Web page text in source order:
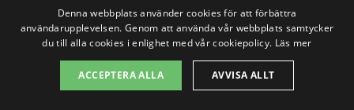
Att investera i köksrenovering handlar
inte bara om kostnader, utan också om
att skapa ett trivsamt och funktionellt
Denna webbplats använder cookies för att förbättra
användarupplevelsen. Genom att använda vår webbplats samtycker
du till alla cookies i enlighet med vår cookiepolicy. Läs mer
ACCEPTERA ALLA AVVISA ALLT